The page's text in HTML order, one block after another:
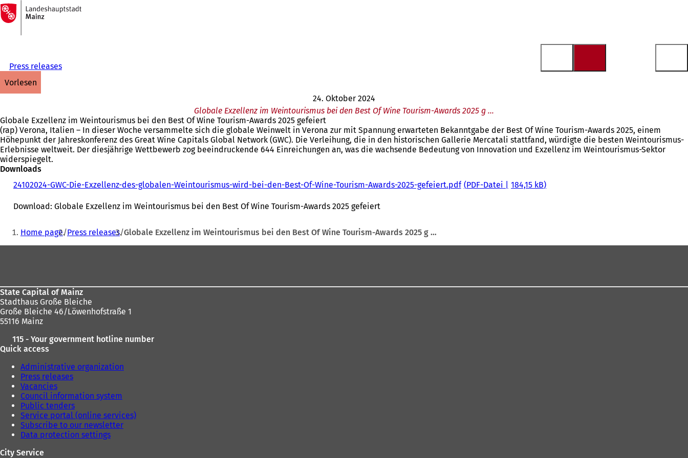
Inhalt anspringen
Zur
Startseite
Press releases
vorlesen
24. Oktober 2024
Globale Exzellenz im Weintourismus bei den Best Of Wine Tourism-Awards 2025 g …
Globale Exzellenz im Weintourismus bei den Best Of Wine Tourism-Awards 2025 gefeiert
(rap) Verona, Italien – In dieser Woche versammelte sich die globale Weinwelt in Verona zur mit Spannung erwarteten Bekanntgabe der Best Of Wine Tourism-Awards 2025, einem
Höhepunkt der Jahreskonferenz des Great Wine Capitals Global Network (GWC). Die Verleihung, die in den historischen Gallerie Mercatali stattfand, würdigte die besten Weintourismus-
Erlebnisse weltweit. Der diesjährige Wettbewerb zog beeindruckende 644 Einreichungen an, was die wachsende Bedeutung von Innovation und Exzellenz im Weintourismus-Sektor
widerspiegelt.
Downloads
24102024-GWC-Die-Exzellenz-des-globalen-Weintourismus-wird-bei-den-Best-Of-Wine-Tourism-Awards-2025-gefeiert.pdf
PDF-Datei 184,15 kB
Download: Globale Exzellenz im Weintourismus bei den Best Of Wine Tourism-Awards 2025 gefeiert
Sie
befinden
Home page Press releases Globale Exzellenz im Weintourismus bei den Best Of Wine Tourism-Awards 2025 g …
State Capital of Mainz
Stadthaus Große Bleiche
Große Bleiche 46/Löwenhofstraße 1
55116 Mainz
115 - Your government hotline number
Quick access
Administrative organization
Press releases
Vacancies
Council information system
Public tenders
Service portal (online services)
Subscribe to our newsletter
Data protection settings
City Service